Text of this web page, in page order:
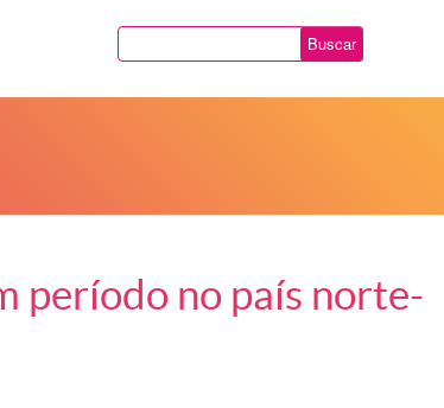
Buscar
período no país norte-